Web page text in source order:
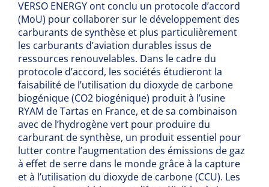
VERSO ENERGY ont conclu un protocole d’accord
(MoU) pour collaborer sur le développement des
carburants de synthèse et plus particulièrement
les carburants d’aviation durables issus de
ressources renouvelables. Dans le cadre du
protocole d’accord, les sociétés étudieront la
faisabilité de l’utilisation du dioxyde de carbone
biogénique (CO2 biogénique) produit à l’usine
RYAM de Tartas en France, et de sa combinaison
avec de l’hydrogène vert pour produire du
carburant de synthèse, un produit essentiel pour
lutter contre l’augmentation des émissions de gaz
à effet de serre dans le monde grâce à la capture
et à l’utilisation du dioxyde de carbone (CCU). Les